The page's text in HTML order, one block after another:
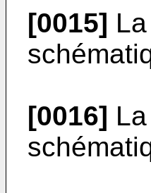
[0015]
[0016]